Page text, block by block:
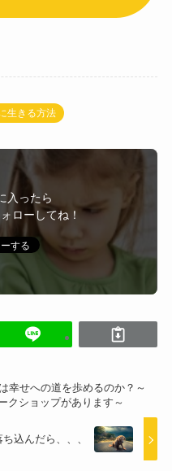
生きる方法
入ったら
ローしてね！
幸せへの道を歩めるのか？～
クショップがあります～
込んだら、、、